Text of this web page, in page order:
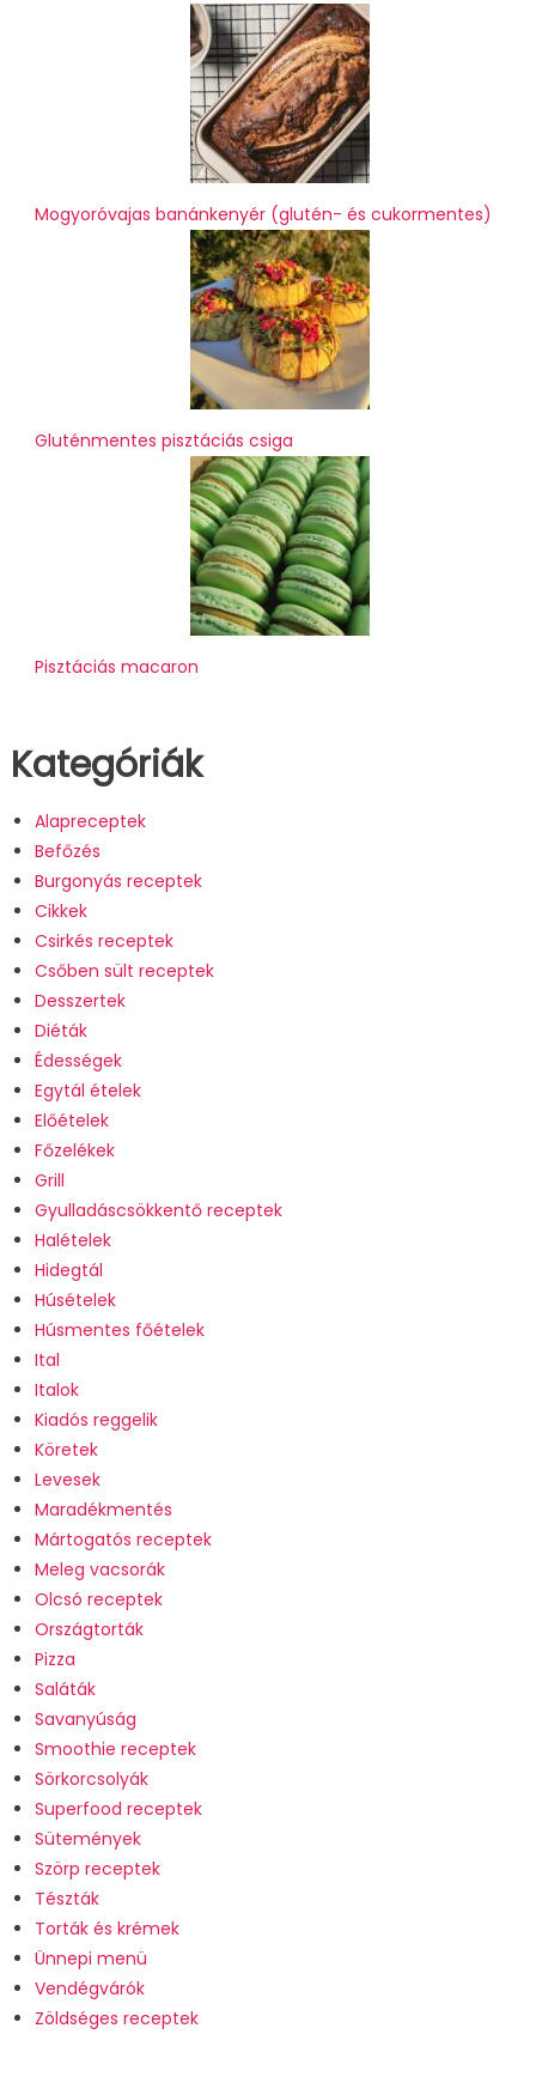
Mogyoróvajas banánkenyér (glutén- és cukormentes)
Gluténmentes pisztáciás csiga
Pisztáciás macaron
Kategóriák
Alapreceptek
Befőzés
Burgonyás receptek
Cikkek
Csirkés receptek
Csőben sült receptek
Desszertek
Diéták
Édességek
Egytál ételek
Előételek
Főzelékek
Grill
Gyulladáscsökkentő receptek
Halételek
Hidegtál
Húsételek
Húsmentes főételek
Ital
Italok
Kiadós reggelik
Köretek
Levesek
Maradékmentés
Mártogatós receptek
Meleg vacsorák
Olcsó receptek
Országtorták
Pizza
Saláták
Savanyúság
Smoothie receptek
Sörkorcsolyák
Superfood receptek
Sütemények
Szörp receptek
Tészták
Torták és krémek
Ünnepi menü
Vendégvárók
Zöldséges receptek